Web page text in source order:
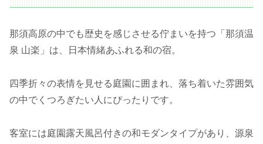
那須高原の中でも歴史を感じさせる佇まいを持つ「那須温
泉 山楽」は、日本情緒あふれる和の宿。
四季折々の表情を見せる庭園に囲まれ、落ち着いた雰囲気
の中でくつろぎたい人にぴったりです。
客室には庭園露天風呂付きの和モダンタイプがあり、源泉